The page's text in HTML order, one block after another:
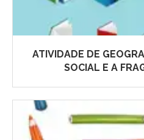
ATIVIDADE DE
SOCIAL E A